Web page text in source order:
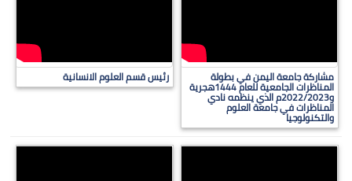
مشاركة جامعة اليمن في بطولة
المناظرات الجامعية للعام 1444هجرية
و2022/2023م الذي ينظمه نادي
المناظرات في جامعة العلوم
والتكنولوجيا
رئيس قسم العلوم الانسانية